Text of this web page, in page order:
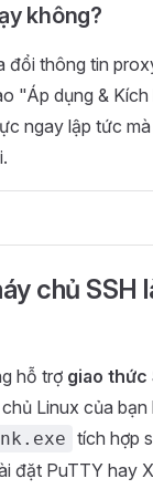
không?
đổi thông tin
"Áp dụng &
ngay lập tức
chủ SSH
hỗ trợ giao thức
Linux của bạn
tích hợp
đặt PuTTY hay